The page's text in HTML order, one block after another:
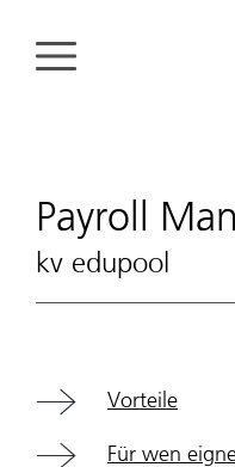
Payroll
kv edupool
Vorteile
Für wen